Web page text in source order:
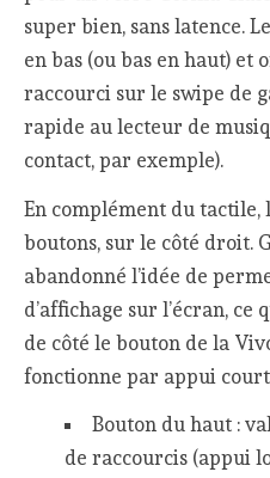
super bien, sans latence.
en bas (ou bas en haut) et
raccourci sur le swipe de
rapide au lecteur de
contact, par exemple).
En complément du tactile,
boutons, sur le côté droit.
abandonné l’idée de
d’affichage sur l’écran,
de côté le bouton de la
fonctionne par appui
Bouton du haut :
de raccourcis (appui